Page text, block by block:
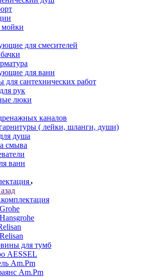
для смесителей
для ванн
для сантехнических работ
рук
люки
каналов
( лейки, шланги, души)
душа
смыва
ванн
для тумб
AESSEL
Am.Pm
Am.Pm